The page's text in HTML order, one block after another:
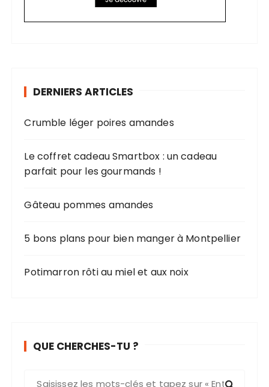
DERNIERS ARTICLES
Crumble léger poires amandes
Le coffret cadeau Smartbox : un cadeau
parfait pour les gourmands !
Gâteau pommes amandes
5 bons plans pour bien manger à Montpellier
Potimarron rôti au miel et aux noix
QUE CHERCHES-TU ?